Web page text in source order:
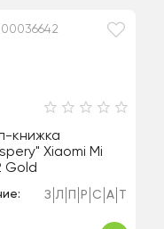
книжка
Xiaomi Mi
Gold
З Л Р С А